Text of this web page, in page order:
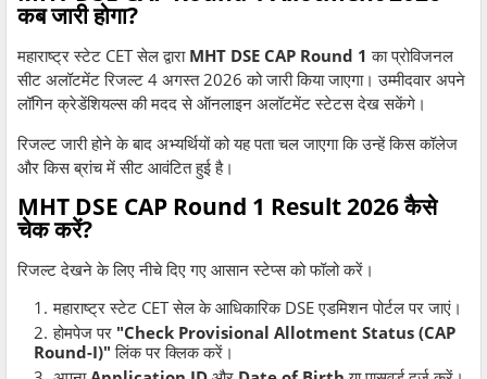
कब जारी होगा?
महाराष्ट्र स्टेट CET सेल द्वारा MHT DSE CAP Round 1 का प्रोविजनल
सीट अलॉटमेंट रिजल्ट 4 अगस्त 2026 को जारी किया जाएगा। उम्मीदवार अपने
लॉगिन क्रेडेंशियल्स की मदद से ऑनलाइन अलॉटमेंट स्टेटस देख सकेंगे।
रिजल्ट जारी होने के बाद अभ्यर्थियों को यह पता चल जाएगा कि उन्हें किस कॉलेज
और किस ब्रांच में सीट आवंटित हुई है।
MHT DSE CAP Round 1 Result 2026 कैसे
चेक करें?
रिजल्ट देखने के लिए नीचे दिए गए आसान स्टेप्स को फॉलो करें।
महाराष्ट्र स्टेट CET सेल के आधिकारिक DSE एडमिशन पोर्टल पर जाएं।
होमपेज पर "Check Provisional Allotment Status (CAP
Round-I)" लिंक पर क्लिक करें।